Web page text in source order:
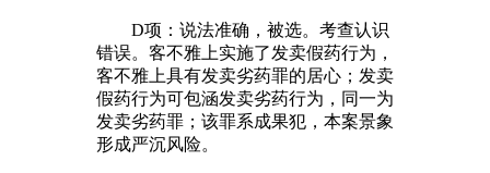
D项：说法准确，被选。考查认识
错误。客不雅上实施了发卖假药行为，
客不雅上具有发卖劣药罪的居心；发卖
假药行为可包涵发卖劣药行为，同一为
发卖劣药罪；该罪系成果犯，本案景象
形成严沉风险。